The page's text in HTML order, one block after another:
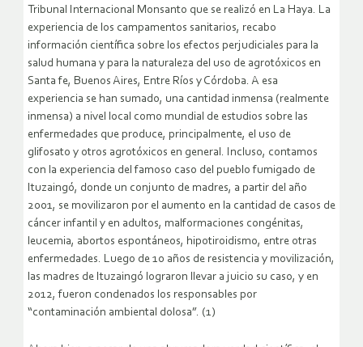
Tribunal Internacional Monsanto que se realizó en La Haya. La
experiencia de los campamentos sanitarios, recabo
información científica sobre los efectos perjudiciales para la
salud humana y para la naturaleza del uso de agrotóxicos en
Santa fe, Buenos Aires, Entre Ríos y Córdoba. A esa
experiencia se han sumado, una cantidad inmensa (realmente
inmensa) a nivel local como mundial de estudios sobre las
enfermedades que produce, principalmente, el uso de
glifosato y otros agrotóxicos en general. Incluso, contamos
con la experiencia del famoso caso del pueblo fumigado de
Ituzaingó, donde un conjunto de madres, a partir del año
2001, se movilizaron por el aumento en la cantidad de casos de
cáncer infantil y en adultos, malformaciones congénitas,
leucemia, abortos espontáneos, hipotiroidismo, entre otras
enfermedades. Luego de 10 años de resistencia y movilización,
las madres de Ituzaingó lograron llevar a juicio su caso, y en
2012, fueron condenados los responsables por
“contaminación ambiental dolosa”. (1)